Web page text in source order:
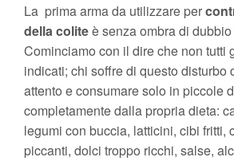
La prima arma da utilizzare per
della coliteè senza ombra di
Cominciamo con il dire che non tutti
indicati; chi soffre di questo disturbo
attento e consumare solo in piccole
completamente dalla propria dieta:
legumi con buccia, latticini, cibi fritti,
piccanti, dolci troppo ricchi, salse,